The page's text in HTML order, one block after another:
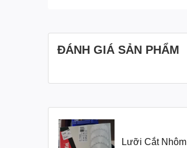
ĐÁNH GIÁ SẢN PHẨM
Lưỡi Cắt Nhôm